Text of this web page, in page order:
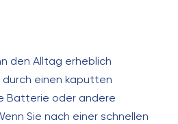
den Alltag erheblich
einen kaputten
Batterie oder andere
Sie nach einer schnellen